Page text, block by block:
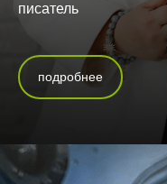
писатель
подробнее